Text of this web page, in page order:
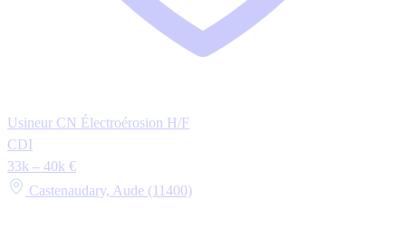
Usineur CN Électroérosion H/F
CDI
33k – 40k €
Castenaudary, Aude (11400)